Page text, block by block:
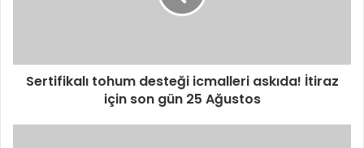
Sertifikalı tohum desteği icmalleri askıda! İtiraz
için son gün 25 Ağustos